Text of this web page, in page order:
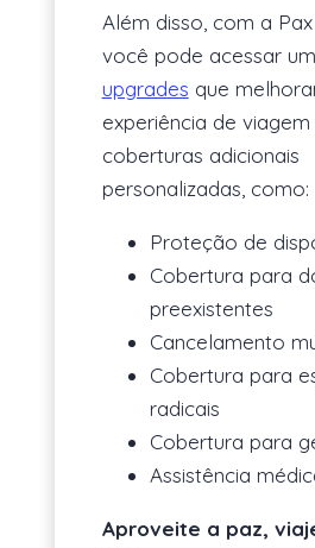
Além disso, com a Pax
você pode acessar
upgrades que
experiência de
coberturas adicionais
personalizadas, como:
Proteção de
Cobertura para
preexistentes
Cancelamento
Cobertura para
radicais
Cobertura para
Assistência
Aproveite a paz,